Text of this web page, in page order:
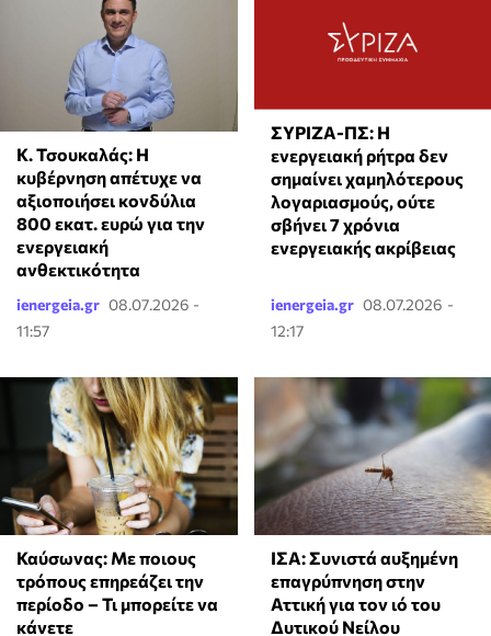
Κ. Τσουκαλάς: Η
κυβέρνηση απέτυχε να
αξιοποιήσει κονδύλια
800 εκατ. ευρώ για την
ενεργειακή
ανθεκτικότητα
ienergeia.gr 08.07.2026 -
11:57
ΣΥΡΙΖΑ-ΠΣ: Η
ενεργειακή ρήτρα δεν
σημαίνει χαμηλότερους
λογαριασμούς, ούτε
σβήνει 7 χρόνια
ενεργειακής ακρίβειας
ienergeia.gr 08.07.2026 -
12:17
Καύσωνας: Με ποιους
τρόπους επηρεάζει την
περίοδο – Τι μπορείτε να
κάνετε
ΙΣΑ: Συνιστά αυξημένη
επαγρύπνηση στην
Αττική για τον ιό του
Δυτικού Νείλου